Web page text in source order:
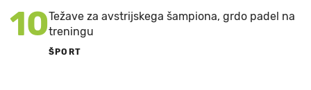
10Težave za avstrijskega šampiona, grdo padel na
treningu
ŠPORT